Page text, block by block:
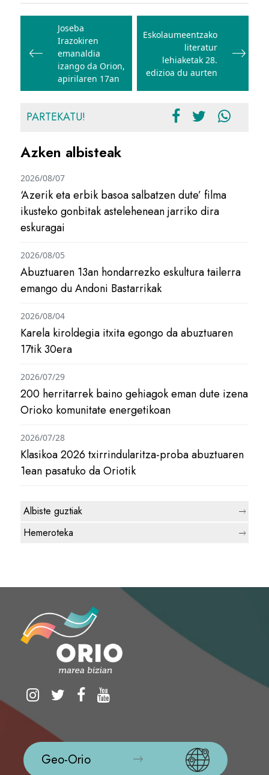
Bidalketetan
zehar
nabigatu
Joseba
Irazokiren
emanaldia
izango da Orion,
apirilaren 17an
Eskolaumeentzako
literatur
lehiaketak 28.
edizioa du aurten
PARTEKATU!
Azken albisteak
‘Azerik eta erbik basoa salbatzen dute’ filma
ikusteko gonbitak astelehenean jarriko dira
eskuragai
2026/08/07
Abuztuaren 13an hondarrezko eskultura tailerra
emango du Andoni Bastarrikak
2026/08/05
Karela kiroldegia itxita egongo da abuztuaren
17tik 30era
2026/08/04
200 herritarrek baino gehiagok eman dute izena
Orioko komunitate energetikoan
2026/07/29
Klasikoa 2026 txirrindularitza-proba abuztuaren
1ean pasatuko da Oriotik
2026/07/28
Albiste guztiak
Hemeroteka
Geo-Orio